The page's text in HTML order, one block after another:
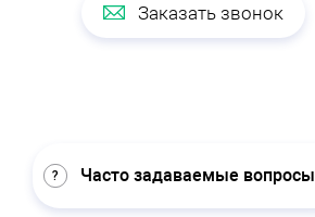
Заказать звонок
Часто задаваемые вопросы